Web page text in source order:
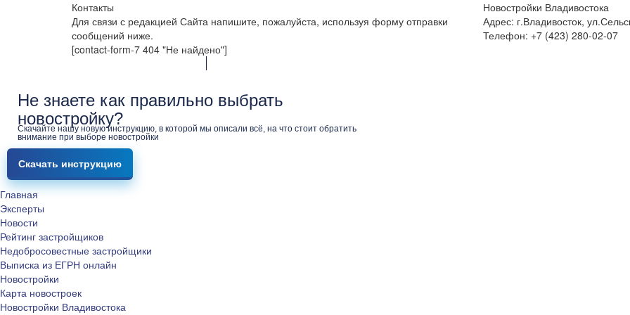
Контакты
Для связи с редакцией Сайта напишите, пожалуйста, используя форму отправки
сообщений ниже.
[contact-form-7 404 "Не найдено"]
Новостройки Владивостока
Адрес: г.Владивосток,
Телефон: +7 (423) 280-02-07
Не знаете как правильно выбрать
новостройку?
Скачайте нашу новую инструкцию, в которой мы описали всё, на что стоит обратить
внимание при выборе новостройки
Скачать инструкцию
Главная
Эксперты
Новости
Рейтинг застройщиков
Недобросовестные застройщики
Выписка из ЕГРН онлайн
Новостройки
Карта новостроек
Новостройки Владивостока